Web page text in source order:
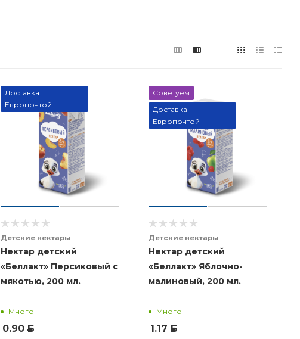
Доставка
Европочтой
Детские нектары
Нектар детский
«Беллакт» Персиковый с
мякотью, 200 мл.
Много
0.90 Б
Советуем
Доставка
Европочтой
Детские нектары
Нектар детский
«Беллакт» Яблочно-
малиновый, 200 мл.
Много
1.17 Б